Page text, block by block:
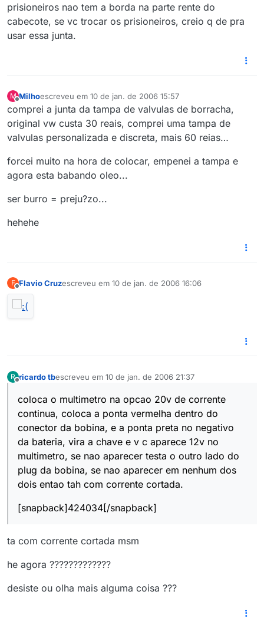
prisioneiros nao tem a borda na parte rente do
cabecote, se vc trocar os prisioneiros, creio q de pra
usar essa junta.
M Milhoescreveu em 10 de jan. de 2006 15:57
última edição por
comprei a junta da tampa de valvulas de borracha,
original vw custa 30 reais, comprei uma tampa de
valvulas personalizada e discreta, mais 60 reias…
forcei muito na hora de colocar, empenei a tampa e
agora esta babando oleo...
ser burro = preju?zo...
hehehe
F Flavio Cruzescreveu em 10 de jan. de 2006 16:06
última edição por
R ricardo tbescreveu em 10 de jan. de 2006 21:37
última edição por
coloca o multimetro na opcao 20v de corrente
continua, coloca a ponta vermelha dentro do
conector da bobina, e a ponta preta no negativo
da bateria, vira a chave e v c aparece 12v no
multimetro, se nao aparecer testa o outro lado do
plug da bobina, se nao aparecer em nenhum dos
dois entao tah com corrente cortada.
[snapback]424034[/snapback]
ta com corrente cortada msm
he agora ?????????????
desiste ou olha mais alguma coisa ???